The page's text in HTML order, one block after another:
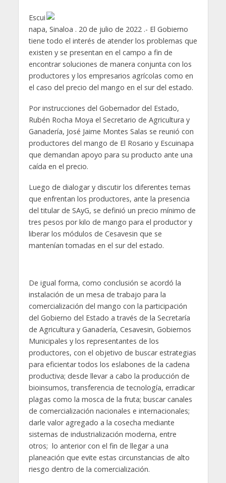
Escui
napa, Sinaloa . 20 de julio de 2022 .- El Gobierno
tiene todo el interés de atender los problemas que
existen y se presentan en el campo a fin de
encontrar soluciones de manera conjunta con los
productores y los empresarios agrícolas como en
el caso del precio del mango en el sur del estado.
Por instrucciones del Gobernador del Estado,
Rubén Rocha Moya el Secretario de Agricultura y
Ganadería, José Jaime Montes Salas se reunió con
productores del mango de El Rosario y Escuinapa
que demandan apoyo para su producto ante una
caída en el precio.
Luego de dialogar y discutir los diferentes temas
que enfrentan los productores, ante la presencia
del titular de SAyG, se definió un precio mínimo de
tres pesos por kilo de mango para el productor y
liberar los módulos de Cesavesin que se
mantenían tomadas en el sur del estado.
De igual forma, como conclusión se acordó la
instalación de un mesa de trabajo para la
comercialización del mango con la participación
del Gobierno del Estado a través de la Secretaría
de Agricultura y Ganadería, Cesavesin, Gobiernos
Municipales y los representantes de los
productores, con el objetivo de buscar estrategias
para eficientar todos los eslabones de la cadena
productiva; desde llevar a cabo la producción de
bioinsumos, transferencia de tecnología, erradicar
plagas como la mosca de la fruta; buscar canales
de comercialización nacionales e internacionales;
darle valor agregado a la cosecha mediante
sistemas de industrialización moderna, entre
otros; lo anterior con el fin de llegar a una
planeación que evite estas circunstancias de alto
riesgo dentro de la comercialización.